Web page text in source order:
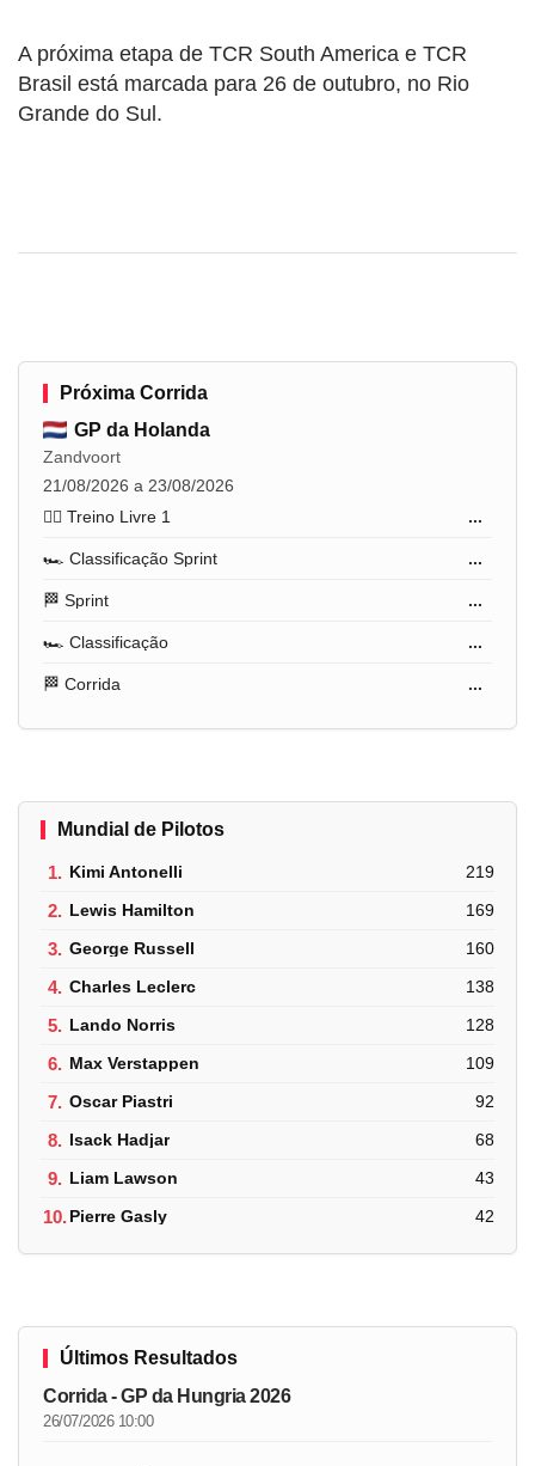
A próxima etapa de TCR South America e TCR
Brasil está marcada para 26 de outubro, no Rio
Grande do Sul.
Próxima Corrida
GP da Holanda
Zandvoort
21/08/2026 a 23/08/2026
🏋️‍♂️ Treino Livre 1
...
🏎️ Classificação Sprint ...
🏁 Sprint ...
🏎️ Classificação ...
🏁 Corrida ...
Mundial de Pilotos
1. Kimi Antonelli 219
2. Lewis Hamilton 169
3. George Russell 160
4. Charles Leclerc 138
5. Lando Norris 128
6. Max Verstappen 109
7. Oscar Piastri 92
8. Isack Hadjar 68
9. Liam Lawson 43
10.Pierre Gasly 42
Últimos Resultados
Corrida - GP da Hungria 2026
26/07/2026 10:00